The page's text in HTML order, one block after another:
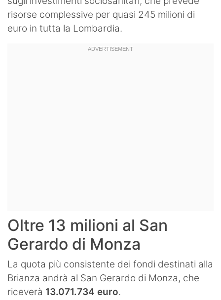
risorse complessive per quasi 245 milioni di
euro in tutta la Lombardia.
Oltre 13 milioni al San
Gerardo di Monza
La quota più consistente dei fondi destinati alla
Brianza andrà al San Gerardo di Monza, che
riceverà 13.071.734 euro.